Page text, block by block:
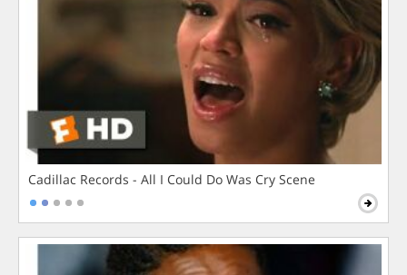
Cadillac Records - All I Could Do Was Cry Scene